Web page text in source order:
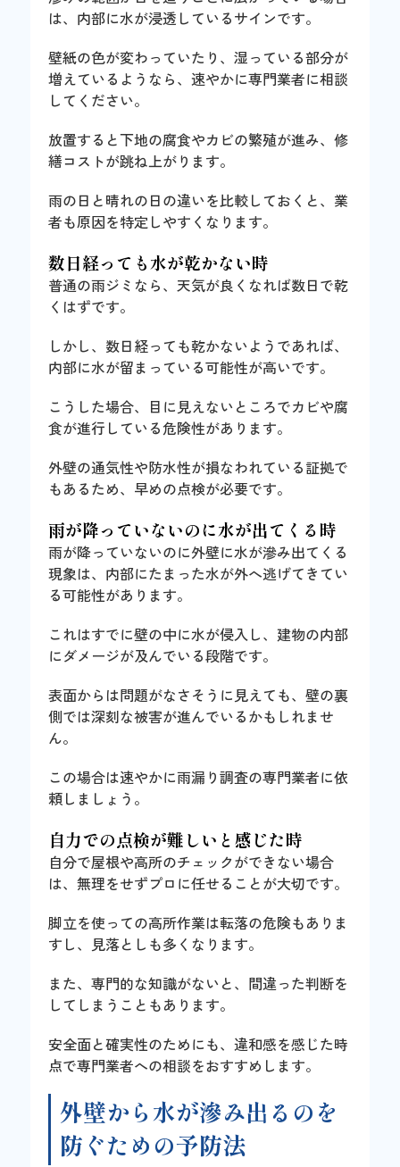
は、内部に水が浸透しているサインです。
壁紙の色が変わっていたり、湿っている部分が
増えているようなら、速やかに専門業者に相談
してください。
放置すると下地の腐食やカビの繁殖が進み、修
繕コストが跳ね上がります。
雨の日と晴れの日の違いを比較しておくと、業
者も原因を特定しやすくなります。
数日経っても水が乾かない時
普通の雨ジミなら、天気が良くなれば数日で乾
くはずです。
しかし、数日経っても乾かないようであれば、
内部に水が留まっている可能性が高いです。
こうした場合、目に見えないところでカビや腐
食が進行している危険性があります。
外壁の通気性や防水性が損なわれている証拠で
もあるため、早めの点検が必要です。
雨が降っていないのに水が出てくる時
雨が降っていないのに外壁に水が滲み出てくる
現象は、内部にたまった水が外へ逃げてきてい
る可能性があります。
これはすでに壁の中に水が侵入し、建物の内部
にダメージが及んでいる段階です。
表面からは問題がなさそうに見えても、壁の裏
側では深刻な被害が進んでいるかもしれませ
ん。
この場合は速やかに雨漏り調査の専門業者に依
頼しましょう。
自力での点検が難しいと感じた時
自分で屋根や高所のチェックができない場合
は、無理をせずプロに任せることが大切です。
脚立を使っての高所作業は転落の危険もありま
すし、見落としも多くなります。
また、専門的な知識がないと、間違った判断を
してしまうこともあります。
安全面と確実性のためにも、違和感を感じた時
点で専門業者への相談をおすすめします。
外壁から水が滲み出るのを
防ぐための予防法